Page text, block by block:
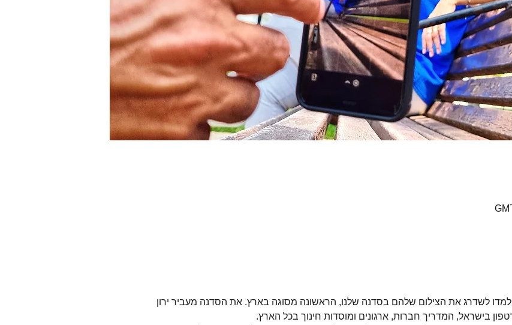
לשדרג את הצילום שלהם בסדנה שלנו, הראשונה מסוגה בארץ. את הסדנה מעביר ירון
בישראל, המדריך חברות, ארגונים ומוסדות חינוך בכל הארץ.